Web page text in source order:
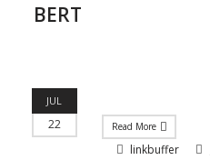
BERT
JUL
22 Read More
linkbuffer